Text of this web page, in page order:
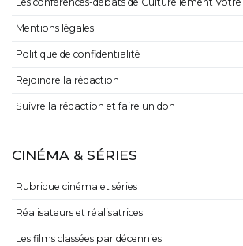
Mentions légales
Politique de confidentialité
Rejoindre la rédaction
Suivre la rédaction et faire un don
CINÉMA & SÉRIES
Rubrique cinéma et séries
Réalisateurs et réalisatrices
Les films classées par décennies